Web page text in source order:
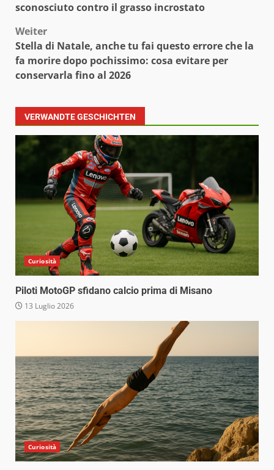
sconosciuto contro il grasso incrostato
Weiter
Stella di Natale, anche tu fai questo errore che la
fa morire dopo pochissimo: cosa evitare per
conservarla fino al 2026
VERWANDTE GESCHICHTEN
Curiosità
Piloti MotoGP sfidano calcio prima di Misano
13 Luglio 2026
Curiosità